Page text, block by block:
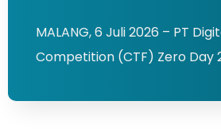
MALANG, 6 Juli 2026 – PT
Competition (CTF) Zero Day